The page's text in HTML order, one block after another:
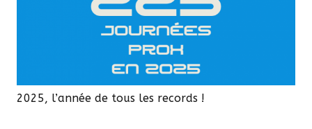
2025, l’année de tous les records !